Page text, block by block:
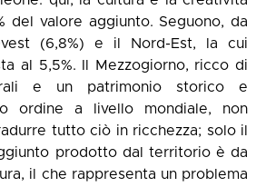
del valore aggiunto. Seguono, da
(6,8%) e il Nord-Est, la cui
al 5,5%. Il Mezzogiorno, ricco di
e un patrimonio storico e
ordine a livello mondiale, non
tutto ciò in ricchezza; solo il
prodotto dal territorio è da
il che rappresenta un problema